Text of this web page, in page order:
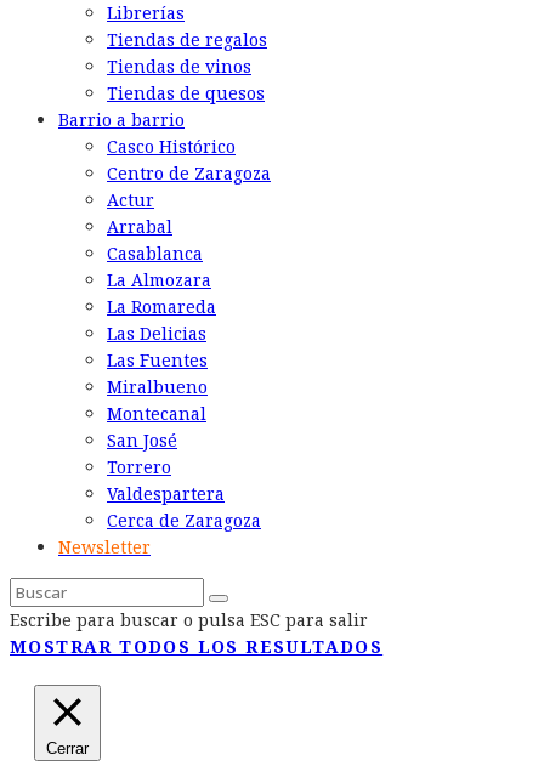
Librerías
Tiendas de regalos
Tiendas de vinos
Tiendas de quesos
Barrio a barrio
Casco Histórico
Centro de Zaragoza
Actur
Arrabal
Casablanca
La Almozara
La Romareda
Las Delicias
Las Fuentes
Miralbueno
Montecanal
San José
Torrero
Valdespartera
Cerca de Zaragoza
Newsletter
Escribe para buscar o pulsa ESC para salir
MOSTRAR TODOS LOS RESULTADOS
Cerrar